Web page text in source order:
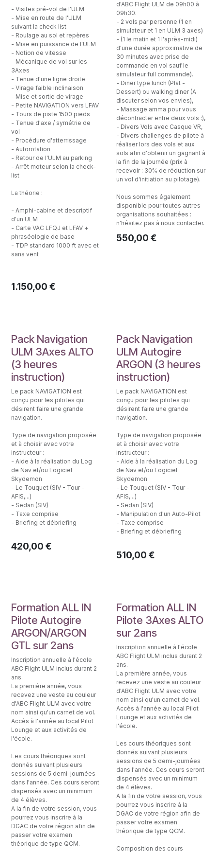
- Visites pré-vol de l'ULM
- Mise en route de l'ULM
suivant la check list
- Roulage au sol et repères
- Mise en puissance de l'ULM
- Notion de vitesse
- Mécanique de vol sur les
3Axes
- Tenue d'une ligne droite
- Virage faible inclinaison
- Mise et sortie de virage
- Petite NAVIGATION vers LFAV
- Tours de piste 1500 pieds
- Tenue d'axe / symétrie de
vol
- Procédure d'atterrissage
- Autorotation
- Retour de l'ULM au parking
- Arrêt moteur selon la check-
list
La théorie :
- Amphi-cabine et descriptif
d'un ULM
- Carte VAC LFQJ et LFAV +
phraséologie de base
- TDP standard 1000 ft avec et
sans vent
1.150,00 €
d'ABC Flight ULM de 09h00 à
09h30.
- 2 vols par personne (1 en
simulateur et 1 en ULM 3 axes)
- (1 le matin et 1 l'après-midi)
d'une durée approximative de
30 minutes avec prise de
commande en vol sauf le
simulateur full commande).
- Diner type lunch (Plat -
Dessert) ou walking diner (A
discuter selon vos envies),
- Massage amma pour vous
décontracter entre deux vols :),
- Divers Vols avec Casque VR,
- Divers challenges de pilote à
réaliser lors des vols et aux
sols afin d'obtenir un gagnant à
la fin de la journée (prix à
recevoir : 30% de réduction sur
un vol d'initiation au pilotage).
Nous sommes également
disponible pour toutes autres
organisations souhaitées :
n'hésitez pas à nous contacter.
550,00 €
Initiation au pilotage
Pack Navigation
ULM 3Axes ALTO
(3 heures
instruction)
Le pack NAVIGATION est
conçu pour les pilotes qui
désirent faire une grande
navigation.
Type de navigation proposée
et à choisir avec votre
instructeur :
- Aide à la réalisation du Log
de Nav et/ou Logiciel
Skydemon
- Le Touquet (SIV - Tour -
AFIS,...)
- Sedan (SIV)
- Taxe comprise
- Briefing et débriefing
420,00 €
Initiation au pilotage
Pack Navigation
ULM Autogire
ARGON (3 heures
instruction)
Le pack NAVIGATION est
conçu pour les pilotes qui
désirent faire une grande
navigation.
Type de navigation proposée
et à choisir avec votre
instructeur :
- Aide à la réalisation du Log
de Nav et/ou Logiciel
Skydemon
- Le Touquet (SIV - Tour -
AFIS,...)
- Sedan (SIV)
- Manipulation d'un Auto-Pilot
- Taxe comprise
- Briefing et débriefing
510,00 €
Formation ALL IN
Pilote Autogire
ARGON/ARGON
GTL sur 2ans
Inscription annuelle à l'école
ABC Flight ULM inclus durant 2
ans.
La première année, vous
recevez une veste au couleur
d'ABC Flight ULM avec votre
nom ainsi qu'un carnet de vol.
Accès à l'année au local Pilot
Lounge et aux activités de
l'école.
Les cours théoriques sont
donnés suivant plusieurs
sessions de 5 demi-journées
dans l'année. Ces cours seront
dispensés avec un minimum
de 4 élèves.
A la fin de votre session, vous
pourrez vous inscrire à la
DGAC de votre région afin de
passer votre examen
théorique de type QCM.
Formation ALL IN
Pilote 3Axes ALTO
sur 2ans
Inscription annuelle à l'école
ABC Flight ULM inclus durant 2
ans.
La première année, vous
recevez une veste au couleur
d'ABC Flight ULM avec votre
nom ainsi qu'un carnet de vol.
Accès à l'année au local Pilot
Lounge et aux activités de
l'école.
Les cours théoriques sont
donnés suivant plusieurs
sessions de 5 demi-journées
dans l'année. Ces cours seront
dispensés avec un minimum
de 4 élèves.
A la fin de votre session, vous
pourrez vous inscrire à la
DGAC de votre région afin de
passer votre examen
théorique de type QCM.
Composition des cours